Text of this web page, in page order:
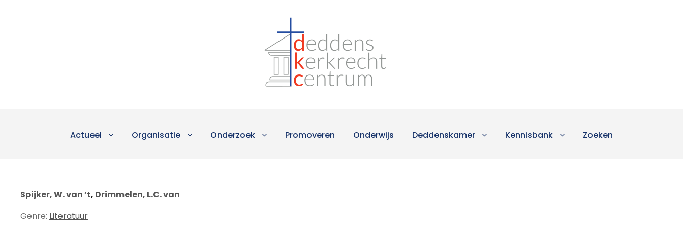
Actueel Organisatie Onderzoek Promoveren Onderwijs Deddenskamer Kennisbank Zoeken
Spijker, W. van ’t, Drimmelen, L.C. van
Genre: Literatuur